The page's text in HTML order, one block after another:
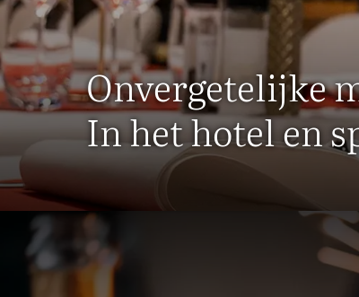
Onvergetelijke
In het hotel en